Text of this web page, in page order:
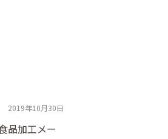
2019年10月30日
品加工メー